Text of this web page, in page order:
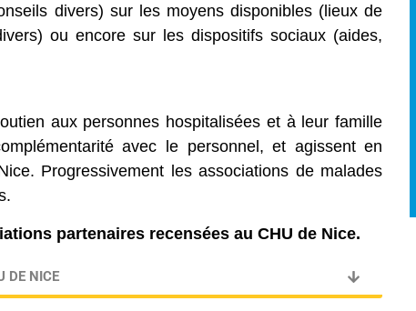
divers) sur les moyens disponibles (lieux de
ou encore sur les dispositifs sociaux (aides,
aux personnes hospitalisées et à leur famille
avec le personnel, et agissent en
Progressivement les associations de malades
partenaires recensées au CHU de Nice.
DE NICE